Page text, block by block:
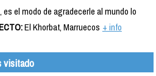
el modo de agradecerle al mundo lo
El Khorbat, Marruecos + info
visitado